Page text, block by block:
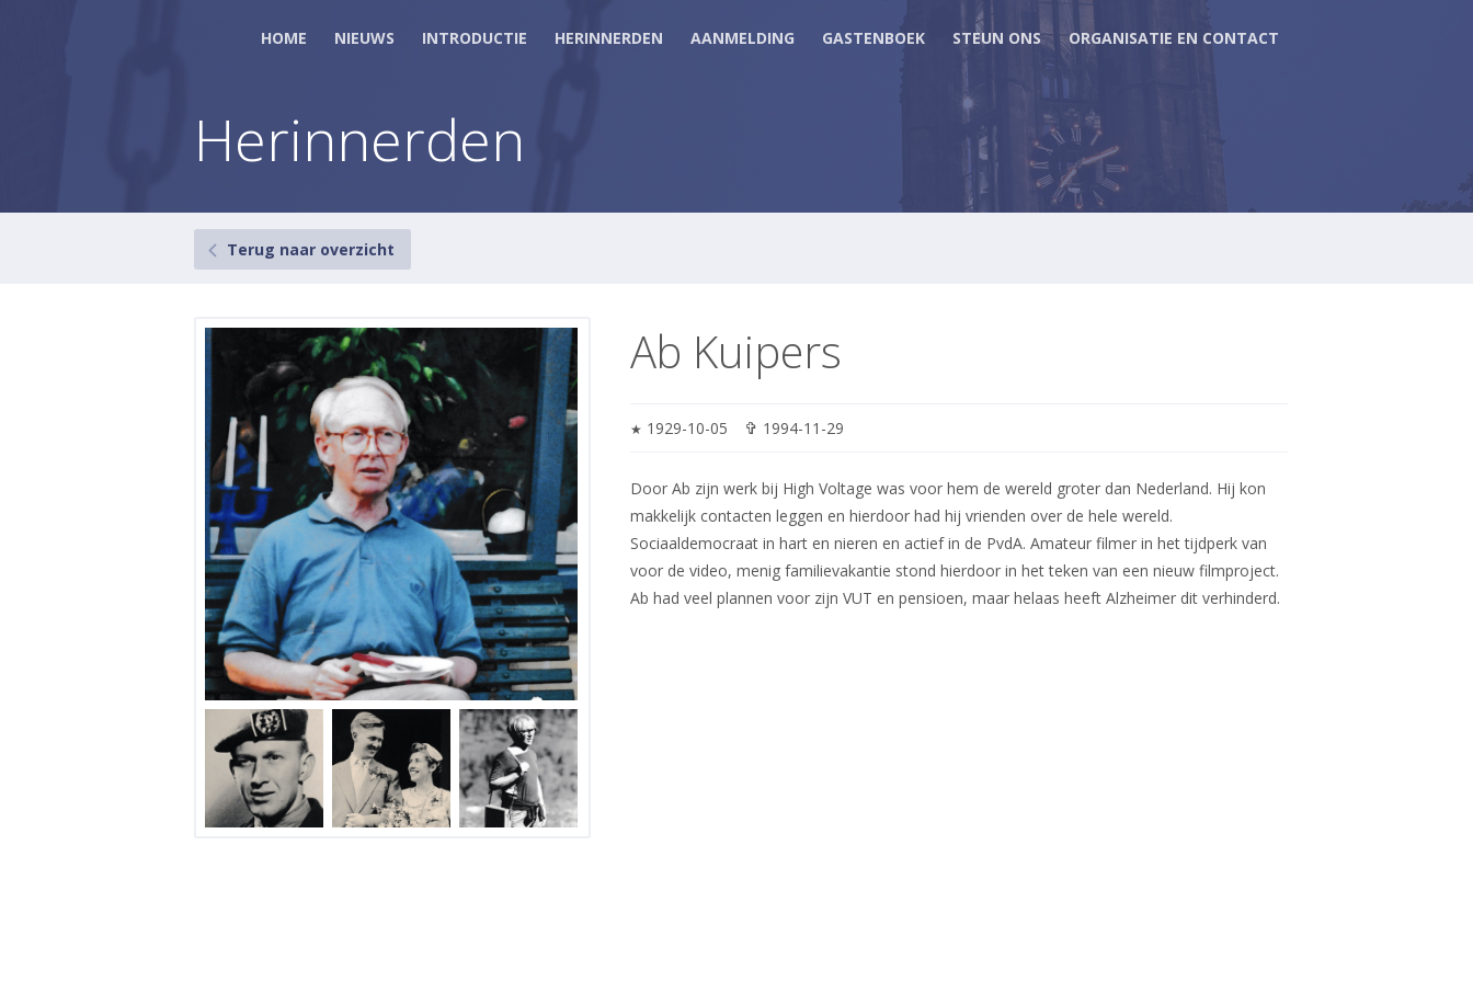
HOME NIEUWS INTRODUCTIE HERINNERDEN AANMELDING GASTENBOEK STEUN ONS ORGANISATIE EN CONTACT
Herinnerden
Terug naar overzicht
Ab Kuipers
★ 1929-10-05 ✞ 1994-11-29
Door Ab zijn werk bij High Voltage was voor hem de wereld groter dan Nederland. Hij kon
makkelijk contacten leggen en hierdoor had hij vrienden over de hele wereld.
Sociaaldemocraat in hart en nieren en actief in de PvdA. Amateur filmer in het tijdperk van
voor de video, menig familievakantie stond hierdoor in het teken van een nieuw filmproject.
Ab had veel plannen voor zijn VUT en pensioen, maar helaas heeft Alzheimer dit verhinderd.